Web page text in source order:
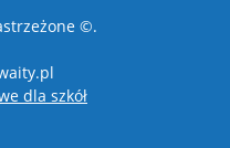
©.
dla szkółotwiera się w